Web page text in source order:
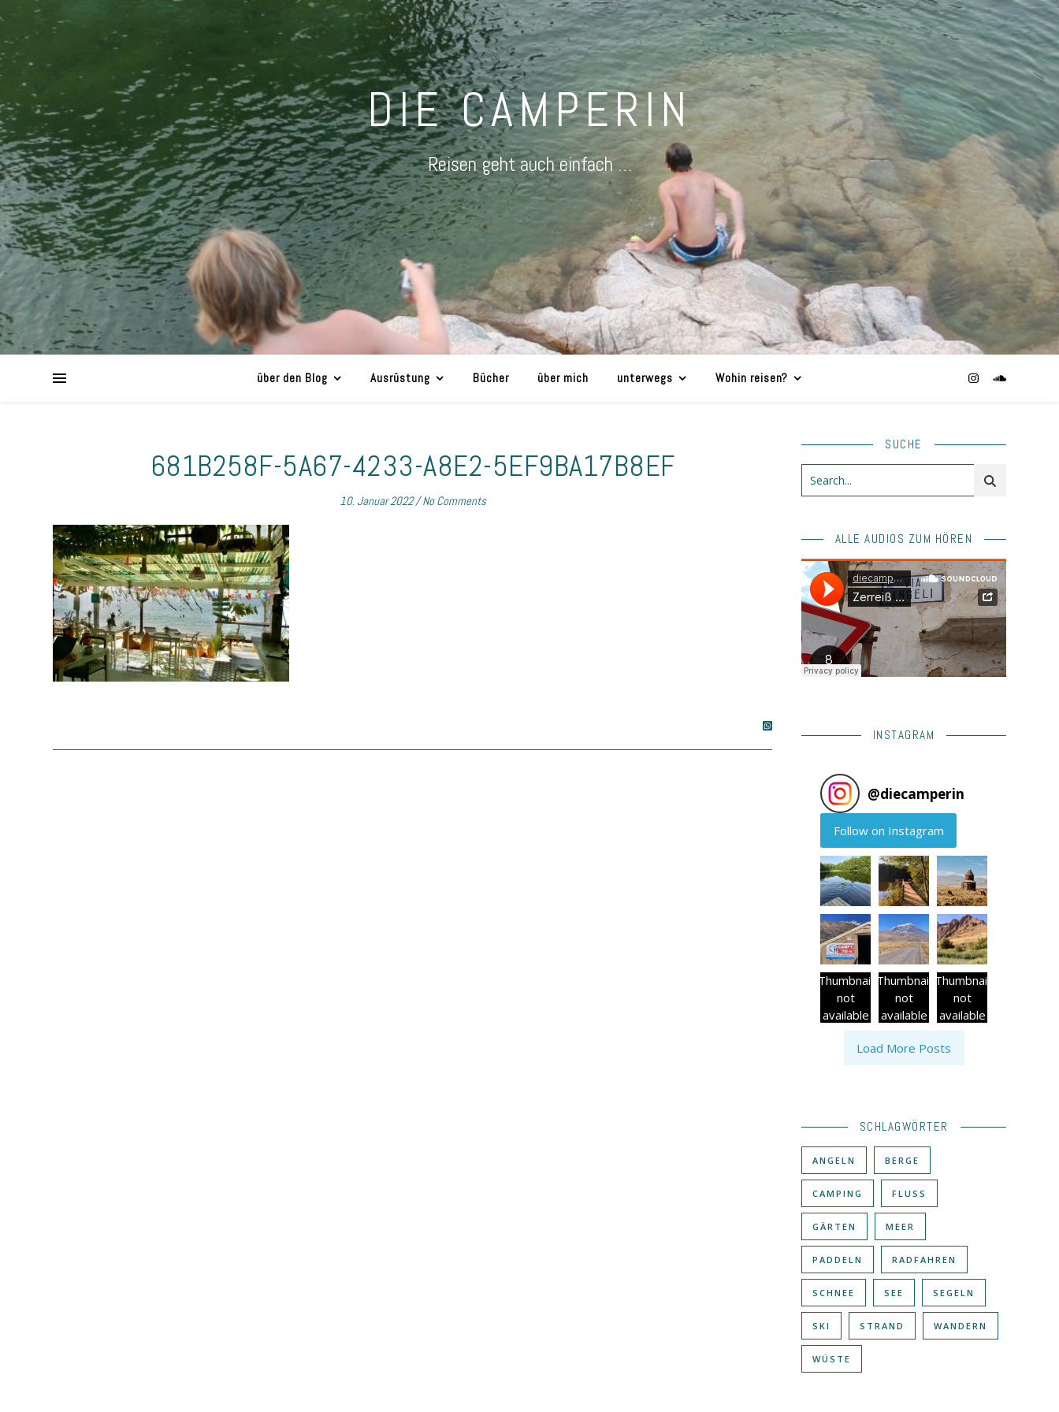
DIE CAMPERIN
Reisen geht auch einfach …
über den Blog Ausrüstung Bücher über mich unterwegs Wohin reisen?
681B258F-5A67-4233-A8E2-5EF9BA17B8EF
10. Januar 2022/ No Comments
SUCHE
ALLE AUDIOS ZUM HÖREN
INSTAGRAM
@diecamperin
Follow on Instagram
Thumbnail
not
available
Thumbnail
not
available
Thumbnail
not
available
Load More Posts
SCHLAGWÖRTER
ANGELN BERGE
CAMPING FLUSS
GÄRTEN MEER
PADDELN RADFAHREN
SCHNEE SEE SEGELN
SKI STRAND WANDERN
WÜSTE